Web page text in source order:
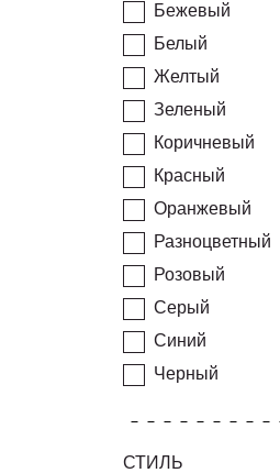
Бежевый
Белый
Желтый
Зеленый
Коричневый
Красный
Оранжевый
Разноцветный
Розовый
Серый
Синий
Черный
СТИЛЬ